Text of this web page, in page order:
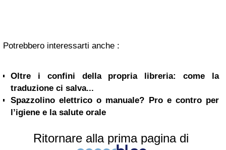
Potrebbero interessarti anche :
Oltre i confini della propria libreria: come la
traduzione ci salva...
Spazzolino elettrico o manuale? Pro e contro per
l’igiene e la salute orale
Ritornare alla prima pagina di